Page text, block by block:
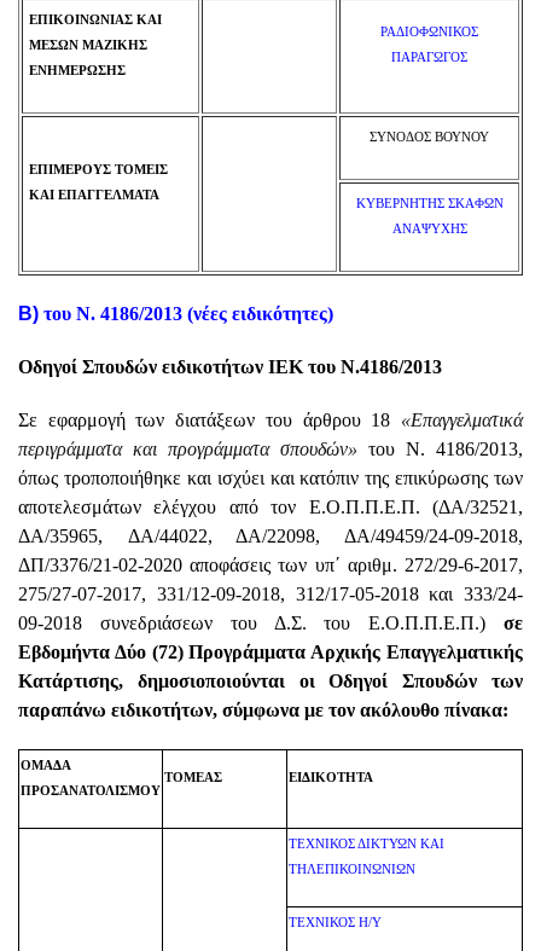
ΕΠΙΚΟΙΝΩΝΙΑΣ ΚΑΙ
ΜΕΣΩΝ ΜΑΖΙΚΗΣ
ΕΝΗΜΕΡΩΣΗΣ
ΡΑΔΙΟΦΩΝΙΚΟΣ
ΠΑΡΑΓΩΓΟΣ
ΕΠΙΜΕΡΟΥΣ ΤΟΜΕΙΣ
ΚΑΙ ΕΠΑΓΓΕΛΜΑΤΑ
ΣΥΝΟΔΟΣ ΒΟΥΝΟΥ
ΚΥΒΕΡΝΗΤΗΣ ΣΚΑΦΩΝ
ΑΝΑΨΥΧΗΣ
Β) του Ν. 4186/2013 (νέες ειδικότητες)
Οδηγοί Σπουδών ειδικοτήτων ΙΕΚ του Ν.4186/2013
Σε εφαρμογή των διατάξεων του άρθρου 18 «Επαγγελματικά
περιγράμματα και προγράμματα σπουδών» του Ν. 4186/2013,
όπως τροποποιήθηκε και ισχύει και κατόπιν της επικύρωσης των
αποτελεσμάτων ελέγχου από τον Ε.Ο.Π.Π.Ε.Π. (ΔΑ/32521,
ΔΑ/35965, ΔΑ/44022, ΔΑ/22098, ΔΑ/49459/24-09-2018,
ΔΠ/3376/21-02-2020 αποφάσεις των υπ΄ αριθμ. 272/29-6-2017,
275/27-07-2017, 331/12-09-2018, 312/17-05-2018 και 333/24-
09-2018 συνεδριάσεων του Δ.Σ. του Ε.Ο.Π.Π.Ε.Π.) σε
Εβδομήντα Δύο (72) Προγράμματα Αρχικής Επαγγελματικής
Κατάρτισης, δημοσιοποιούνται οι Οδηγοί Σπουδών των
παραπάνω ειδικοτήτων, σύμφωνα με τον ακόλουθο πίνακα:
ΟΜΑΔΑ
ΠΡΟΣΑΝΑΤΟΛΙΣΜΟΥ
ΤΟΜΕΑΣ ΕΙΔΙΚΟΤΗΤΑ
ΤΕΧΝΙΚΟΣ ΔΙΚΤΥΩΝ ΚΑΙ
ΤΗΛΕΠΙΚΟΙΝΩΝΙΩΝ
ΤΕΧΝΙΚΟΣ Η/Υ